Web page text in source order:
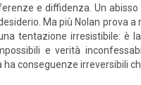
e diffidenza. Un
Ma più Nolan prova
tentazione irresistibile:
e verità
conseguenze irreversibili